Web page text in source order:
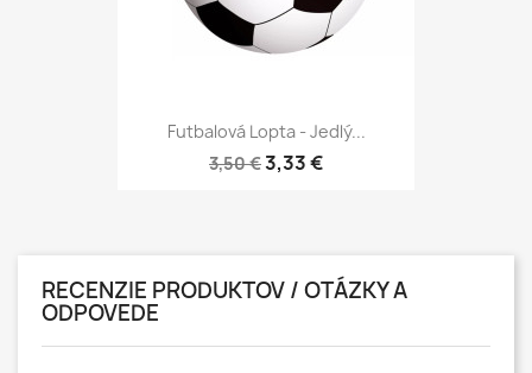
Futbalová Lopta - Jedlý...
3,50 €3,33 €
RECENZIE PRODUKTOV / OTÁZKY A
ODPOVEDE